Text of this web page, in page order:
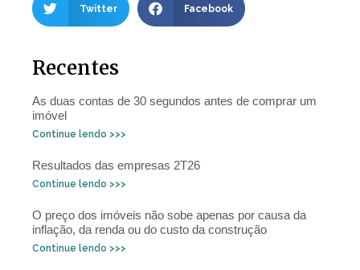
Twitter Facebook
Recentes
As duas contas de 30 segundos antes de comprar um
imóvel
Continue lendo >>>
Resultados das empresas 2T26
Continue lendo >>>
O preço dos imóveis não sobe apenas por causa da
inflação, da renda ou do custo da construção
Continue lendo >>>